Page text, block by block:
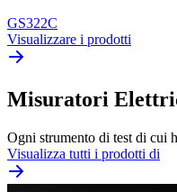
GS322C
Visualizzare i prodotti
Misuratori
Ogni strumento di test di cui
Visualizza tutti i prodotti di